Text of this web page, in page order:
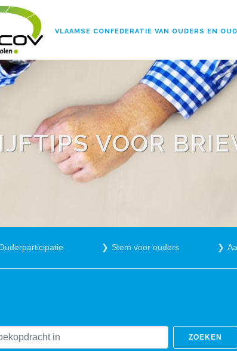
VLAAMSE CONFEDERATIE VAN OUDERS EN
VOOR
Stem voor ouders
ZOEKEN